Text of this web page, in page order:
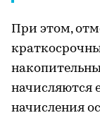
При этом,
начисляются
начисления